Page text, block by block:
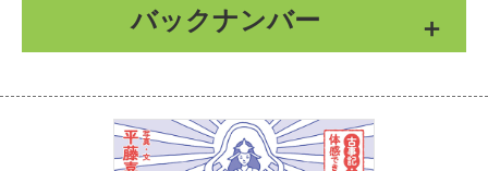
バックナンバー